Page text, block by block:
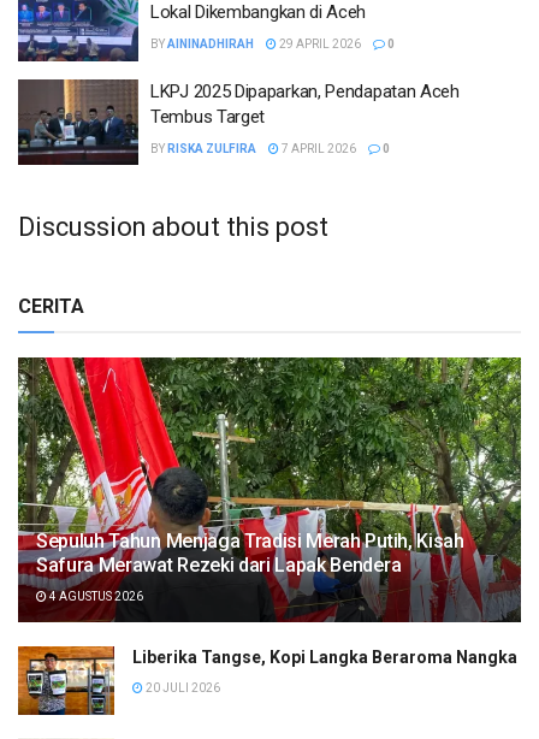
Lokal Dikembangkan di Aceh
BYAININADHIRAH 29 APRIL 2026 0
LKPJ 2025 Dipaparkan, Pendapatan Aceh
Tembus Target
BY RISKA ZULFIRA 7 APRIL 2026 0
Discussion about this post
CERITA
Sepuluh Tahun Menjaga Tradisi Merah Putih, Kisah
Safura Merawat Rezeki dari Lapak Bendera
4 AGUSTUS 2026
Liberika Tangse, Kopi Langka Beraroma Nangka
20 JULI 2026